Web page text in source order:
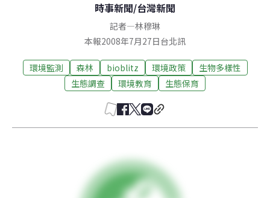
時事新聞/台灣新聞
記者—林穆琳
本報2008年7月27日台北訊
環境監測 森林 bioblitz 環境政策
生物多樣性
生態調查
環境教育 生態保育